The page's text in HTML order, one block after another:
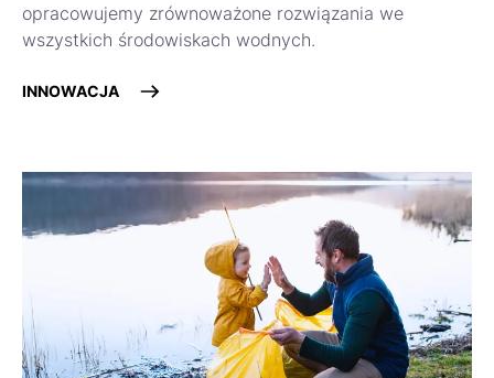
opracowujemy zrównoważone rozwiązania we
wszystkich środowiskach wodnych.
INNOWACJA